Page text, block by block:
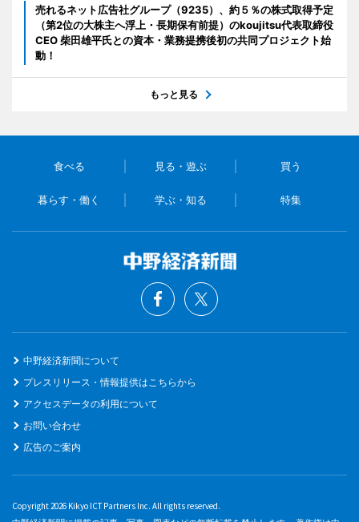
売れるネット広告社グループ（9235）、約５％の株式取得予定
（第2位の大株主へ浮上・長期保有前提）のkoujitsu代表取締役
CEO 柴田雄平氏との資本・業務提携後初の共同プロジェクト始
動！
もっと見る
食べる 見る・遊ぶ 買う
暮らす・働く 学ぶ・知る 特集
中野経済新聞について
プレスリリース・情報提供はこちらから
アクセスデータの利用について
お問い合わせ
広告のご案内
Copyright 2026 Kikyo ICT Partners Inc. All rights reserved.